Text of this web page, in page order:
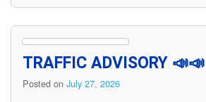
TRAFFIC ADVISORY 📣📣
Posted on July 27, 2026